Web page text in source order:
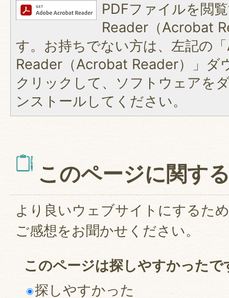
PDFファイルを閲
Reader（Acrobat
す。お持ちでない方は、左記の
Reader（Acrobat Reader）」ダ
クリックして、ソフトウェアを
ンストールしてください。
このページに関す
より良いウェブサイトにするた
ご感想をお聞かせください。
このページは探しやすかったで
探しやすかった